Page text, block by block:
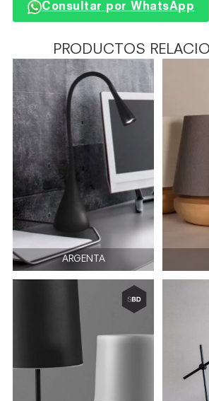
Consultar por WhatsApp
PRODUCTOS
ARGENTA